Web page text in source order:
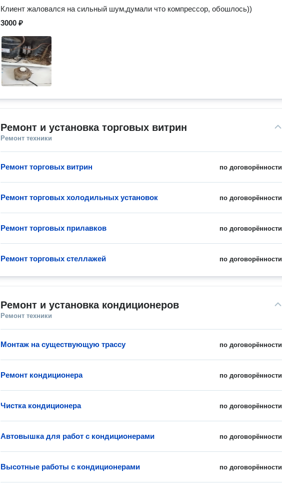
Клиент жаловался на сильный шум,думали что компрессор, обошлось))
3000 ₽
Ремонт и установка торговых витрин
Ремонт техники
по договорённости
Ремонт торговых витрин
по договорённости
Ремонт торговых холодильных установок
по договорённости
Ремонт торговых прилавков
по договорённости
Ремонт торговых стеллажей
Ремонт и установка кондиционеров
Ремонт техники
по договорённости
Монтаж на существующую трассу
по договорённости
Ремонт кондиционера
по договорённости
Чистка кондиционера
по договорённости
Автовышка для работ с кондиционерами
по договорённости
Высотные работы с кондиционерами